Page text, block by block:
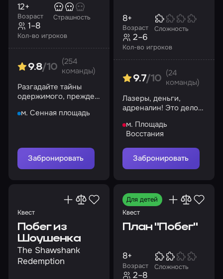
Возраст
12+
Страшность
Кол-во игроков
1–8
9.8/10
(254
команды)
Разгадайте тайны
одержимого, прежде
м. Сенная площадь
Забронировать
Возраст
8+
Сложность
Кол-во игроков
2–6
9.7/10
(24
команды)
Лазеры, деньги,
адреналин! Это дело
м. Площадь
Восстания
Забронировать
Квест
Побег из
Шоушенка
The Shawshank
Redemption
Для детей
Квест
План "Побег"
Возраст
8+
Сложность
2–8